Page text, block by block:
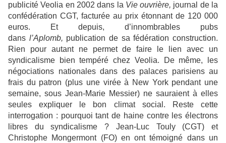
publicité Veolia en 2002 dans la Vie ouvrière, journal de la
confédération CGT, facturée au prix étonnant de 120 000
euros. Et depuis, d’innombrables pubs
dans l’Aplomb, publication de sa fédération construction.
Rien pour autant ne permet de faire le lien avec un
syndicalisme bien tempéré chez Veolia. De même, les
négociations nationales dans des palaces parisiens au
frais du patron (plus une virée à New York pendant une
semaine, sous Jean-Marie Messier) ne sauraient à elles
seules expliquer le bon climat social. Reste cette
interrogation : pourquoi tant de haine contre les électrons
libres du syndicalisme ? Jean-Luc Touly (CGT) et
Christophe Mongermont (FO) en ont témoigné dans un